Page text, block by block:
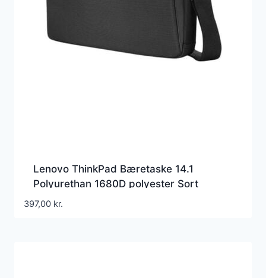
Lenovo ThinkPad Bæretaske 14.1
Polyurethan 1680D polyester Sort
397,00 kr.